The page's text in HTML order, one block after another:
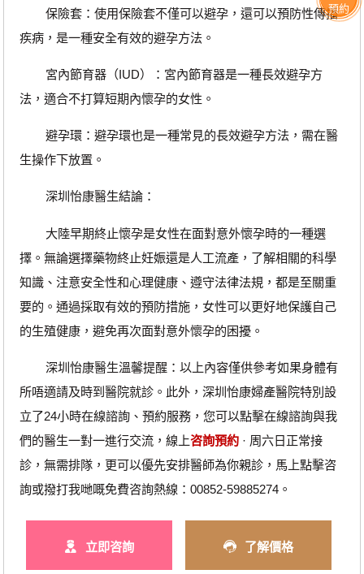
保險套：使用保險套不僅可以避孕，還可以預防性傳播
疾病，是一種安全有效的避孕方法。
宮內節育器（IUD）：宮內節育器是一種長效避孕方
法，適合不打算短期內懷孕的女性。
避孕環：避孕環也是一種常見的長效避孕方法，需在醫
生操作下放置。
深圳怡康醫生結論：
大陸早期終止懷孕是女性在面對意外懷孕時的一種選
擇。無論選擇藥物終止妊娠還是人工流產，了解相關的科學
知識、注意安全性和心理健康、遵守法律法規，都是至關重
要的。通過採取有效的預防措施，女性可以更好地保護自己
的生殖健康，避免再次面對意外懷孕的困擾。
深圳怡康醫生溫馨提醒：以上內容僅供參考如果身體有
所唔適請及時到醫院就診。此外，深圳怡康婦產醫院特別設
立了24小時在線諮詢、預約服務，您可以點擊在線諮詢與我
們的醫生一對一進行交流，線上咨詢預約· ‎周六日正常接
診，無需排隊，更可以優先安排醫師為你親診，馬上點擊咨
詢或撥打我哋嘅免費咨詢熱線：00852-59885274。
立即咨詢 了解價格
預約